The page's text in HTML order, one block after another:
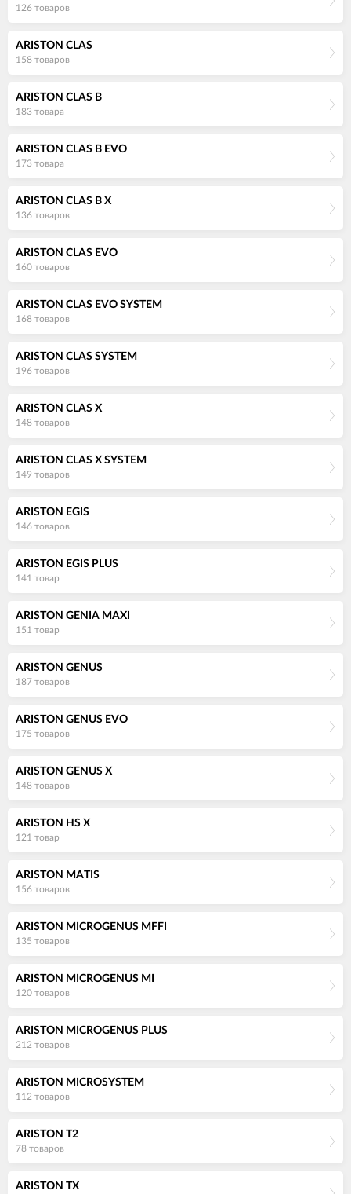
126 товаров
ARISTON CLAS
158 товаров
ARISTON CLAS B
183 товара
ARISTON CLAS B EVO
173 товара
ARISTON CLAS B X
136 товаров
ARISTON CLAS EVO
160 товаров
ARISTON CLAS EVO SYSTEM
168 товаров
ARISTON CLAS SYSTEM
196 товаров
ARISTON CLAS X
148 товаров
ARISTON CLAS X SYSTEM
149 товаров
ARISTON EGIS
146 товаров
ARISTON EGIS PLUS
141 товар
ARISTON GENIA MAXI
151 товар
ARISTON GENUS
187 товаров
ARISTON GENUS EVO
175 товаров
ARISTON GENUS X
148 товаров
ARISTON HS X
121 товар
ARISTON MATIS
156 товаров
ARISTON MICROGENUS MFFI
135 товаров
ARISTON MICROGENUS MI
120 товаров
ARISTON MICROGENUS PLUS
212 товаров
ARISTON MICROSYSTEM
112 товаров
ARISTON T2
78 товаров
ARISTON TX